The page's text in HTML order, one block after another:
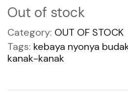
Out of stock
Category: OUT OF STOCK
Tags: kebaya nyonya
kanak-kanak